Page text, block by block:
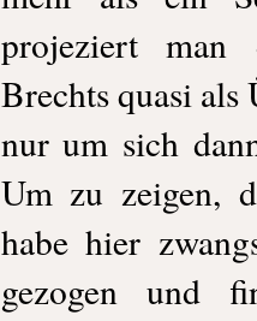
projeziert man
Brechts quasi
nur um sich
Um zu zeigen,
habe hier
gezogen und